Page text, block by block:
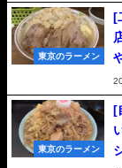
東京のラーメン
[
東京のラーメン
[